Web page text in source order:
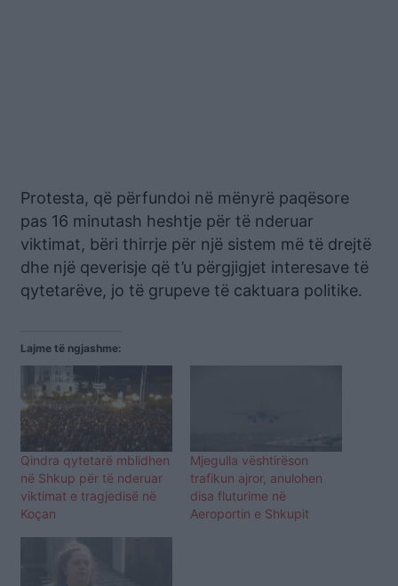
Protesta, që përfundoi në mënyrë paqësore
pas 16 minutash heshtje për të nderuar
viktimat, bëri thirrje për një sistem më të drejtë
dhe një qeverisje që t’u përgjigjet interesave të
qytetarëve, jo të grupeve të caktuara politike.
Lajme të ngjashme:
Qindra qytetarë mblidhen
në Shkup për të nderuar
viktimat e tragjedisë në
Koçan
Mjegulla vështirëson
trafikun ajror, anulohen
disa fluturime në
Aeroportin e Shkupit